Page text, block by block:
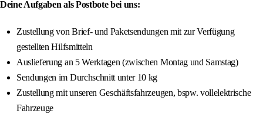
Deine Aufgaben als Postbote bei uns:
Zustellung von Brief- und Paketsendungen mit zur Verfügung
gestellten Hilfsmitteln
Auslieferung an 5 Werktagen (zwischen Montag und Samstag)
Sendungen im Durchschnitt unter 10 kg
Zustellung mit unseren Geschäftsfahrzeugen, bspw. vollelektrische
Fahrzeuge